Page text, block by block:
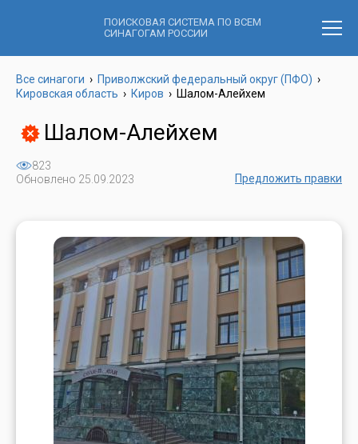
ПОИСКОВАЯ СИСТЕМА ПО ВСЕМ
СИНАГОГАМ РОССИИ
Все синагоги › Приволжский федеральный округ (ПФО) ›
Кировская область › Киров › Шалом-Алейхем
Шалом-Алейхем
Обновлено 25.09.2023
823
Предложить правки